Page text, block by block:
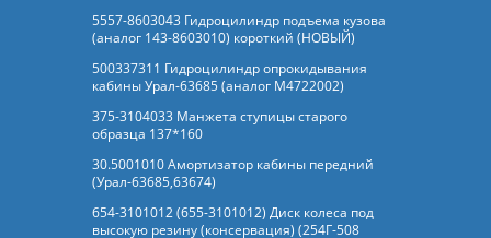
5557-8603043 Гидроцилиндр подъема кузова
(аналог 143-8603010) короткий (НОВЫЙ)
500337311 Гидроцилиндр опрокидывания
кабины Урал-63685 (аналог M4722002)
375-3104033 Манжета ступицы старого
образца 137*160
30.5001010 Амортизатор кабины передний
(Урал-63685,63674)
654-3101012 (655-3101012) Диск колеса под
высокую резину (консервация) (254Г-508